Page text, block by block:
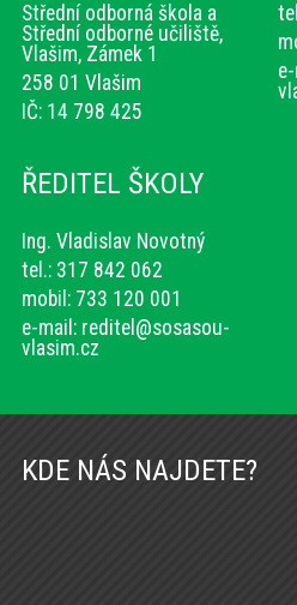
Střední odborná škola a
Střední odborné učiliště,
Vlašim, Zámek 1
258 01 Vlašim
IČ: 14 798 425
ŘEDITEL ŠKOLY
Ing. Vladislav Novotný
tel.: 317 842 062
mobil: 733 120 001
e-mail: reditel@sosasou-
vlasim.cz
KDE NÁS NAJDETE?